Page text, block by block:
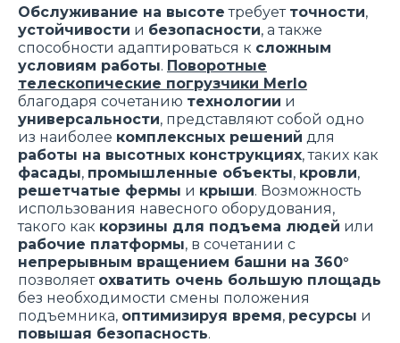
Обслуживание на высоте требует точности,
устойчивости и безопасности, а также
способности адаптироваться к сложным
условиям работы. Поворотные
телескопические погрузчики Merlo
благодаря сочетанию технологии и
универсальности, представляют собой одно
из наиболее комплексных решений для
работы на высотных конструкциях, таких как
фасады, промышленные объекты, кровли,
решетчатые фермы и крыши. Возможность
использования навесного оборудования,
такого как корзины для подъема людей или
рабочие платформы, в сочетании с
непрерывным вращением башни на 360°
позволяет охватить очень большую площадь
без необходимости смены положения
подъемника, оптимизируя время, ресурсы и
повышая безопасность.